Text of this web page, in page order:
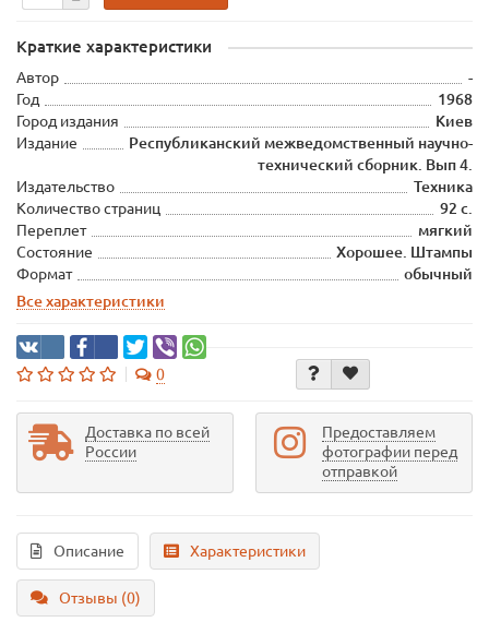
Краткие характеристики
Автор
-
Год
1968
Город издания
Киев
Издание
Республиканский межведомственный научно-
технический сборник. Вып 4.
Издательство
Техника
Количество страниц
92 с.
Переплет
мягкий
Состояние
Хорошее. Штампы
Формат
обычный
Все характеристики
0
Доставка по всей
России
Предоставляем
фотографии перед
отправкой
Описание Характеристики
Отзывы (0)